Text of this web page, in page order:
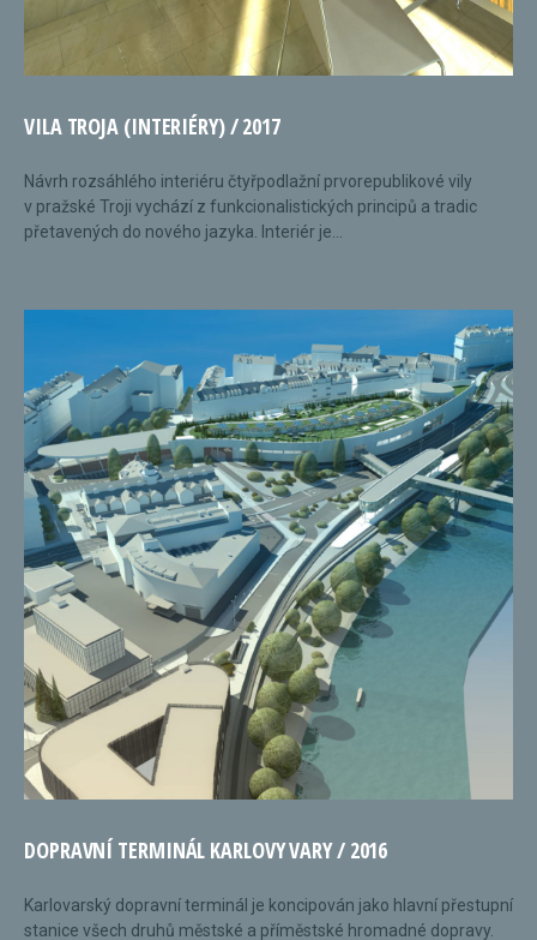
VILA TROJA (INTERIÉRY) / 2017
Návrh rozsáhlého interiéru čtyřpodlažní prvorepublikové vily
v pražské Troji vychází z funkcionalistických principů a tradic
přetavených do nového jazyka. Interiér je...
DOPRAVNÍ TERMINÁL KARLOVY VARY / 2016
Karlovarský dopravní terminál je koncipován jako hlavní přestupní
stanice všech druhů městské a příměstské hromadné dopravy.